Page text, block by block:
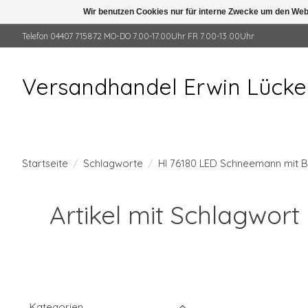
Telefon 04407 715872 MO-DO 7.00-17.00Uhr FR 7.00-13.00Uhr
Versandhandel Erwin
Startseite / Schlagworte / HI 76180 LED Schneemann
Artikel mit Schlagwort
Wir benutzen Cookies nur für interne Zwecke um den